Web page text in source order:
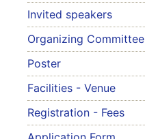
Invited speakers
Organizing Committee
Poster
Facilities - Venue
Registration - Fees